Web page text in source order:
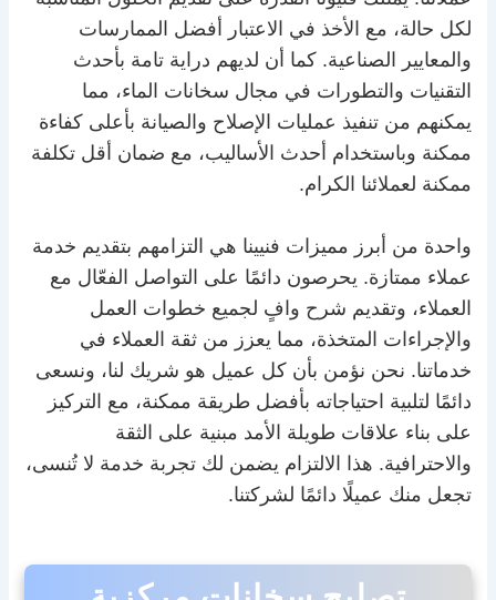
لكل حالة، مع الأخذ في الاعتبار أفضل الممارسات
والمعايير الصناعية. كما أن لديهم دراية تامة بأحدث
التقنيات والتطورات في مجال سخانات الماء، مما
يمكنهم من تنفيذ عمليات الإصلاح والصيانة بأعلى كفاءة
ممكنة وباستخدام أحدث الأساليب، مع ضمان أقل تكلفة
ممكنة لعملائنا الكرام.
واحدة من أبرز مميزات فنيينا هي التزامهم بتقديم خدمة
عملاء ممتازة. يحرصون دائمًا على التواصل الفعّال مع
العملاء، وتقديم شرح وافٍ لجميع خطوات العمل
والإجراءات المتخذة، مما يعزز من ثقة العملاء في
خدماتنا. نحن نؤمن بأن كل عميل هو شريك لنا، ونسعى
دائمًا لتلبية احتياجاته بأفضل طريقة ممكنة، مع التركيز
على بناء علاقات طويلة الأمد مبنية على الثقة
والاحترافية. هذا الالتزام يضمن لك تجربة خدمة لا تُنسى،
تجعل منك عميلًا دائمًا لشركتنا.